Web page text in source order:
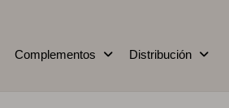
Complementos Distribución